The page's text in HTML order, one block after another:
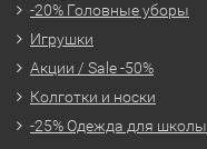
-20% Головные уборы
Игрушки
Акции / Sale -50%
Колготки и носки
-25% Одежда для школы